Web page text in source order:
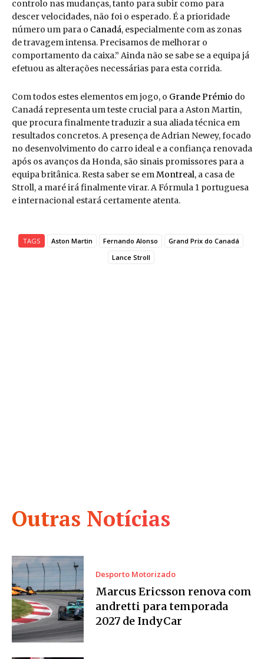
Outras Notícias
Desporto Motorizado
Marcus Ericsson renova com
andretti para temporada
2027 de IndyCar
controlo nas mudanças, tanto para subir como para
descer velocidades, não foi o esperado. É a prioridade
número um para o Canadá, especialmente com as zonas
de travagem intensa. Precisamos de melhorar o
comportamento da caixa.” Ainda não se sabe se a equipa já
efetuou as alterações necessárias para esta corrida.
Com todos estes elementos em jogo, o Grande Prémio do
Canadá representa um teste crucial para a Aston Martin,
que procura finalmente traduzir a sua aliada técnica em
resultados concretos. A presença de Adrian Newey, focado
no desenvolvimento do carro ideal e a confiança renovada
após os avanços da Honda, são sinais promissores para a
equipa britânica. Resta saber se emMontreal, a casa de
Stroll, a maré irá finalmente virar. A Fórmula 1 portuguesa
e internacional estará certamente atenta.
TAGS Aston Martin Fernando Alonso
Grand Prix do Canadá
Lance Stroll